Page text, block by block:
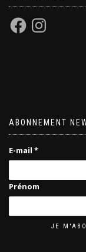
ABONNEMENT
E-mail *
Prénom